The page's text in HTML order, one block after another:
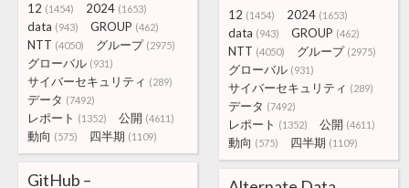
12 (1454) 2024 (1653)
data (943) GROUP (462)
NTT (4050) グループ (2975)
グローバル (931)
サイバーセキュリティ (289)
データ (7492)
レポート (1352) 公開 (4611)
動向 (575) 四半期 (1109)
12 (1454) 2024 (1653)
data (943) GROUP (462)
NTT (4050) グループ (2975)
グローバル (931)
サイバーセキュリティ (289)
データ (7492)
レポート (1352) 公開 (4611)
動向 (575) 四半期 (1109)
GitHub –